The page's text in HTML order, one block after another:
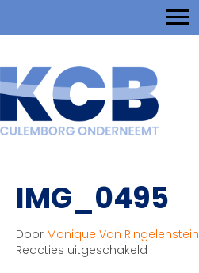
IMG_0495
Door Monique Van Ringelenstein
Reacties uitgeschakeld